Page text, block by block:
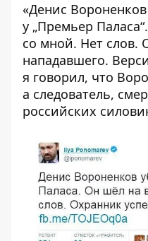
«Денис
у „Премьер
со мной. Нет слов.
нападавшего.
я говорил, что
а следователь,
российских